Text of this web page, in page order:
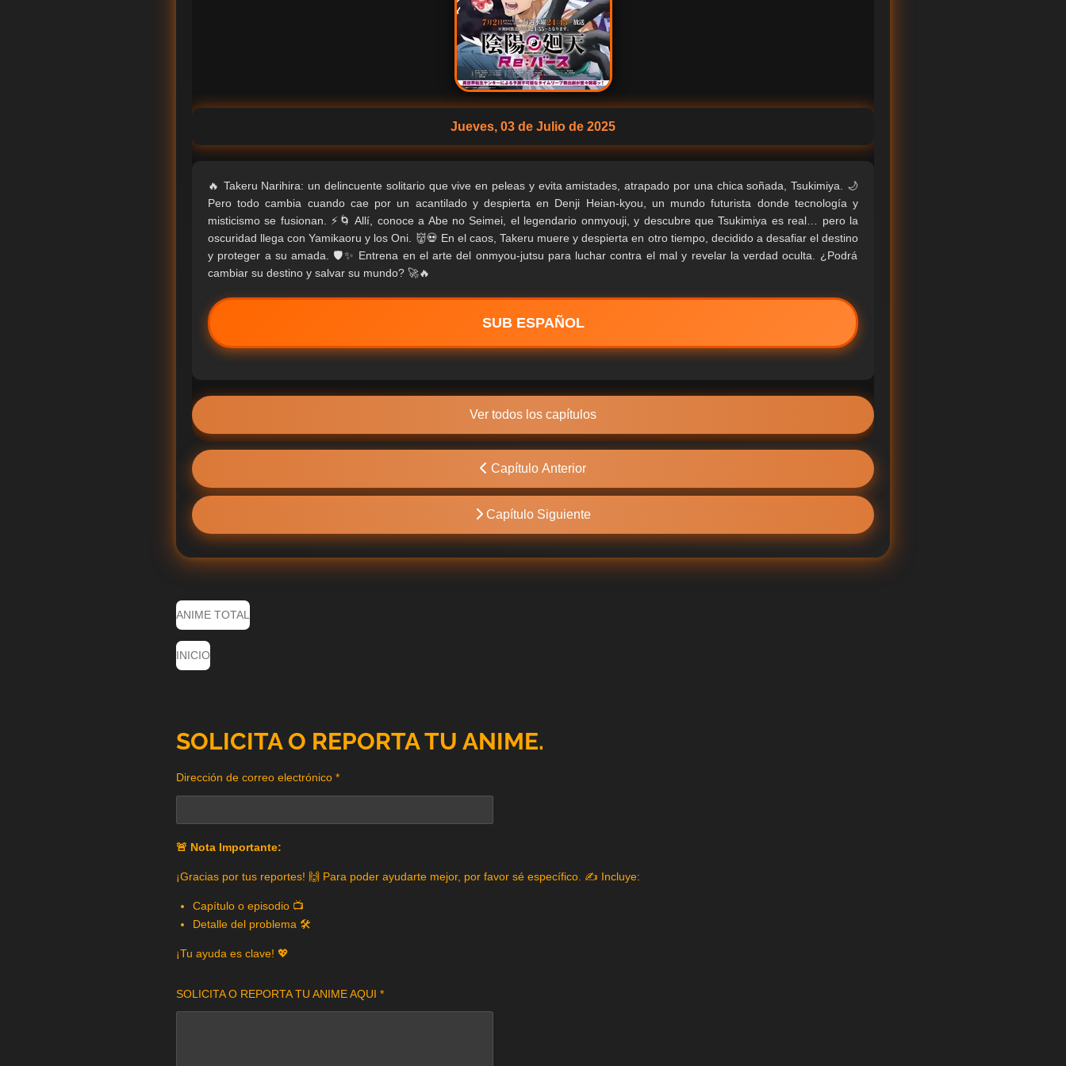
Jueves, 03 de Julio de 2025
🔥 Takeru Narihira: un delincuente solitario que vive en peleas y evita amistades, atrapado por una chica soñada, Tsukimiya. 🌙
Pero todo cambia cuando cae por un acantilado y despierta en Denji Heian-kyou, un mundo futurista donde tecnología y
misticismo se fusionan. ⚡🌀 Allí, conoce a Abe no Seimei, el legendario onmyouji, y descubre que Tsukimiya es real… pero la
oscuridad llega con Yamikaoru y los Oni. 👹💀 En el caos, Takeru muere y despierta en otro tiempo, decidido a desafiar el destino
y proteger a su amada. 🛡️✨ Entrena en el arte del onmyou-jutsu para luchar contra el mal y revelar la verdad oculta. ¿Podrá
cambiar su destino y salvar su mundo? 🚀🔥
SUB ESPAÑOL
Ver todos los capítulos
Capítulo Anterior
Capítulo Siguiente
ANIME TOTAL
INICIO
SOLICITA O REPORTA TU ANIME.
Dirección de correo electrónico *
🚨 Nota Importante:
¡Gracias por tus reportes! 🙌 Para poder ayudarte mejor, por favor sé específico. ✍️ Incluye:
Capítulo o episodio 📺
Detalle del problema 🛠️
¡Tu ayuda es clave! 💖
SOLICITA O REPORTA TU ANIME AQUI *